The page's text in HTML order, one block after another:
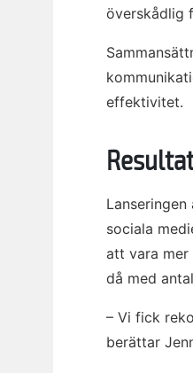
överskådlig
effektivitet.
sociala
att vara mer
då med
– Vi fick
berättar